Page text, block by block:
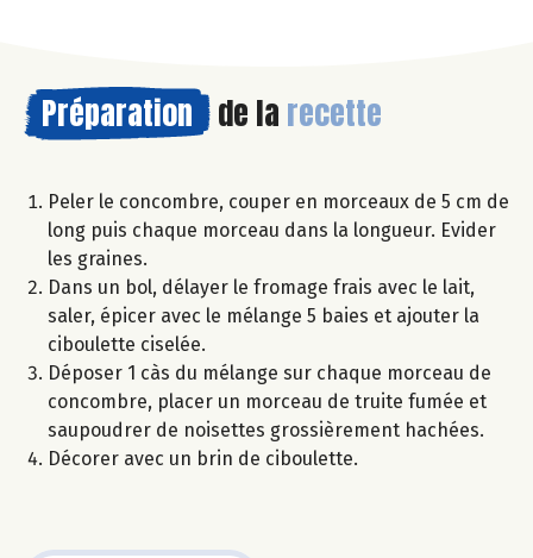
Préparation de la recette
Peler le concombre, couper en morceaux de 5 cm de
long puis chaque morceau dans la longueur. Evider
les graines.
Dans un bol, délayer le fromage frais avec le lait,
saler, épicer avec le mélange 5 baies et ajouter la
ciboulette ciselée.
Déposer 1 càs du mélange sur chaque morceau de
concombre, placer un morceau de truite fumée et
saupoudrer de noisettes grossièrement hachées.
Décorer avec un brin de ciboulette.